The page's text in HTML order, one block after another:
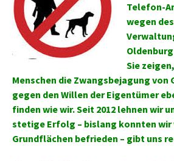
Telefon-
wegen
Sie
Menschen die Zwangsbejagung von
gegen den Willen der Eigentümer
finden wie wir. Seit 2012 lehnen wir
stetige Erfolg – bislang konnten wir
Grundflächen befrieden – gibt uns